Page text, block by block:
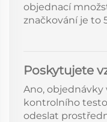
objednací
značkování je to
Poskytujete
Ano, objednávky
kontrolního
odeslat